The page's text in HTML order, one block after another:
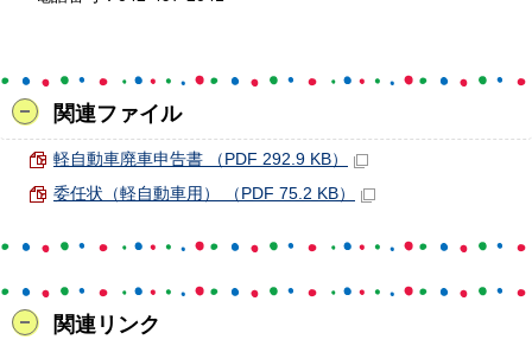
関連ファイル
軽自動車廃車申告書 （PDF 292.9 KB）
委任状（軽自動車用） （PDF 75.2 KB）
関連リンク